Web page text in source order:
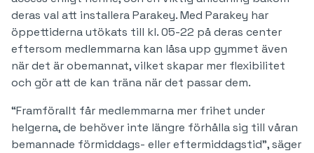
deras val att installera Parakey. Med Parakey har
öppettiderna utökats till kl. 05-22 på deras center
eftersom medlemmarna kan låsa upp gymmet även
när det är obemannat, vilket skapar mer flexibilitet
och gör att de kan träna när det passar dem.
“Framförallt får medlemmarna mer frihet under
helgerna, de behöver inte längre förhålla sig till våran
bemannade förmiddags- eller eftermiddagstid”, säger